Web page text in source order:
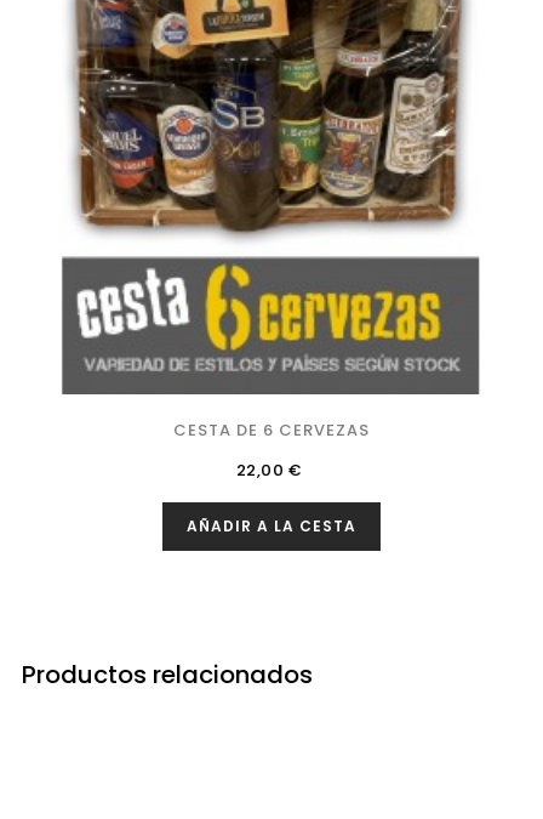
CESTA DE 6 CERVEZAS
Precio
22,00 €
AÑADIR A LA CESTA
Productos relacionados